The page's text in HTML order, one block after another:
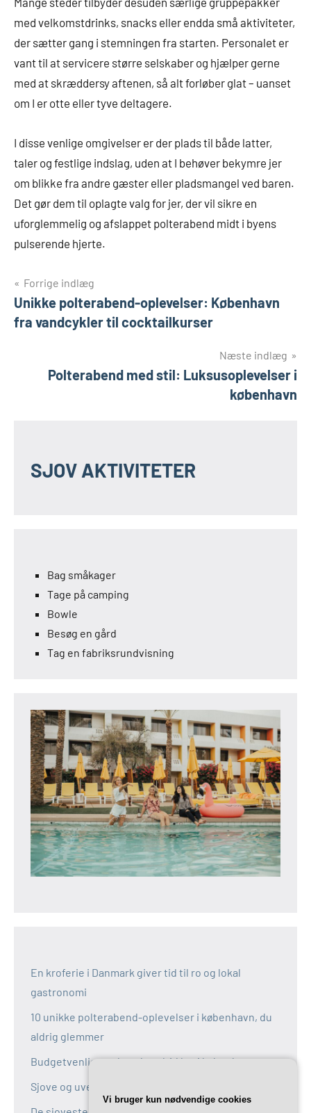
med velkomstdrinks, snacks eller endda små aktiviteter,
der sætter gang i stemningen fra starten. Personalet er
vant til at servicere større selskaber og hjælper gerne
med at skræddersy aftenen, så alt forløber glat – uanset
om I er otte eller tyve deltagere.
I disse venlige omgivelser er der plads til både latter,
taler og festlige indslag, uden at I behøver bekymre jer
om blikke fra andre gæster eller pladsmangel ved baren.
Det gør dem til oplagte valg for jer, der vil sikre en
uforglemmelig og afslappet polterabend midt i byens
pulserende hjerte.
Indlægsnavigation
Forrige indlæg
Unikke polterabend-oplevelser: København
fra vandcykler til cocktailkurser
Næste indlæg
Polterabend med stil: Luksusoplevelser i
københavn
SJOV AKTIVITETER
Bag småkager
Tage på camping
Bowle
Besøg en gård
Tag en fabriksrundvisning
En kroferie i Danmark giver tid til ro og lokal
gastronomi
10 unikke polterabend-oplevelser i københavn, du
aldrig glemmer
Budgetvenlige polterabend-idéer i københavn
Sjove og uventede polterabend-idéer i københavn
Vi bruger kun nødvendige cookies